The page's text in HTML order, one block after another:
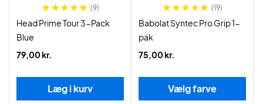
(9)
Head Prime Tour 3-Pack
Blue
79,00 kr.
Læg i kurv
(19)
Babolat Syntec Pro Grip 1-
pak
75,00 kr.
Vælg farve